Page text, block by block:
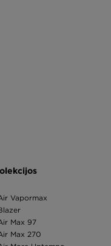
Vapormax
Max 97
Max 270